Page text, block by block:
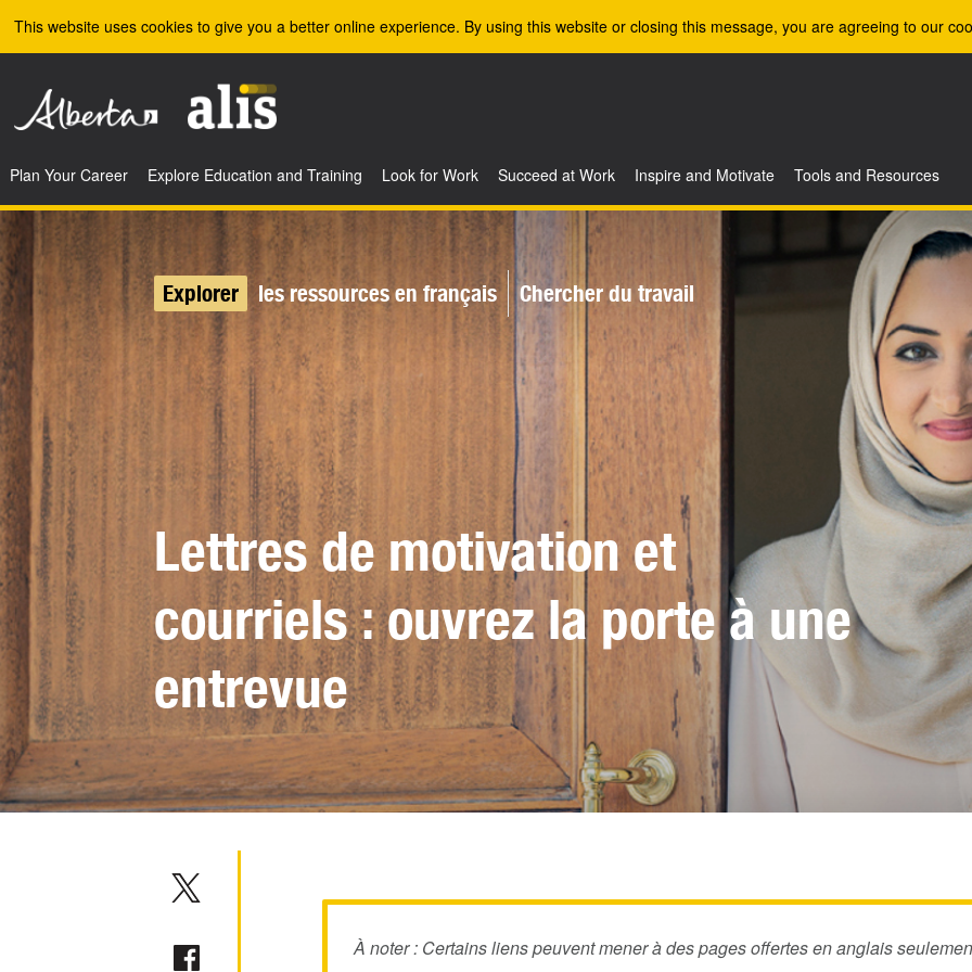
This website uses cookies to give you a better online experience. By using this website or closing this message, you are agreeing to our
Plan Your Career Explore Education and Training Look for Work Succeed at Work Inspire and Motivate Tools and Resources
Explorer les ressources en français Chercher du travail
Lettres de motivation et
courriels : ouvrez la porte à une
entrevue
À noter : Certains liens peuvent mener à des pages offertes en anglais